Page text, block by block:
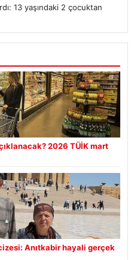
13 yaşındaki 2 çocuktan
2026 TÜİK mart
Anıtkabir hayali gerçek